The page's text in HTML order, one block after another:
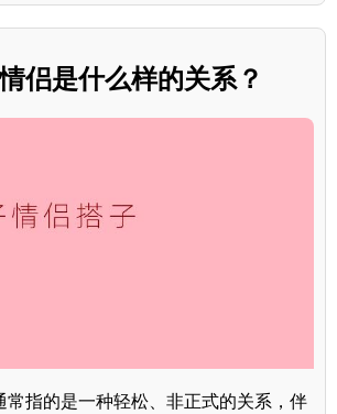
侣是什么样的关系？
常指的是一种轻松、非正式的关系，伴